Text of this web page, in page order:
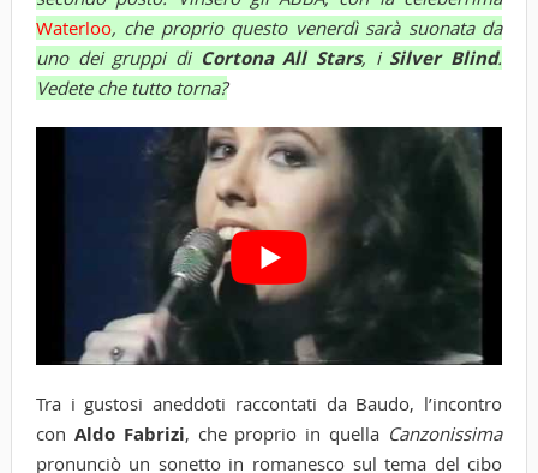
Waterloo, che proprio questo venerdì sarà suonata da
uno dei gruppi di Cortona All Stars, i Silver Blind.
Vedete che tutto torna?
Tra i gustosi aneddoti raccontati da Baudo, l’incontro
con Aldo Fabrizi, che proprio in quella Canzonissima
pronunciò un sonetto in romanesco sul tema del cibo